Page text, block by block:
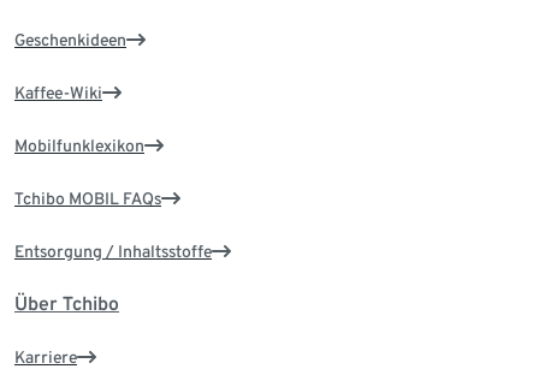
Geschenkideen
Kaffee-Wiki
Mobilfunklexikon
Tchibo MOBIL FAQs
Entsorgung / Inhaltsstoffe
Über Tchibo
Karriere